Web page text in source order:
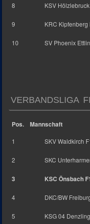
8 KSV Hölzlebruck
9 KRC Kipfenberg
10 SV Phoenix
VERBANDSLIGA
Pos. Mannschaft
1 SKV Waldkirch
2 SKC
3 KSC Önsbach
4 DKC/BW
5 KSG 04